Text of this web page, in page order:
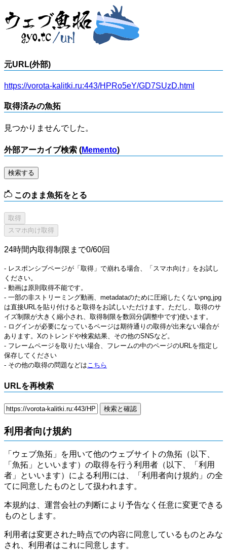
元URL(外部)
https://vorota-kalitki.ru:443/HPRo5eY/GD7SUzD.html
取得済みの魚拓
見つかりませんでした。
外部アーカイブ検索 (Memento)
検索する
このまま魚拓をとる
24時間内取得制限まで0/60回
- レスポンシブページが「取得」で崩れる場合、「スマホ向け」をお試し
ください。
- 動画は原則取得不能です。
- 一部の非ストリーミング動画、metadataのために圧縮したくないpng,jpg
は直接URLを貼り付けると取得をお試しいただけます。ただし、取得のサ
イズ制限が大きく縮小され、取得制限を数回分(調整中です)使います。
- ログインが必要になっているページは期待通りの取得が出来ない場合が
あります。Xのトレンドや検索結果、その他のSNSなど。
- フレームページを取りたい場合、フレームの中のページのURLを指定し
保存してください
- その他の取得の問題などはこちら
URLを再検索
利用者向け規約
「ウェブ魚拓」を用いて他のウェブサイトの魚拓（以下、
「魚拓」といいます）の取得を行う利用者（以下、「利用
者」といいます）による利用には、「利用者向け規約」の全
てに同意したものとして扱われます。
本規約は、運営会社の判断により予告なく任意に変更できる
ものとします。
利用者は変更された時点での内容に同意しているものとみな
され、利用者はこれに同意します。